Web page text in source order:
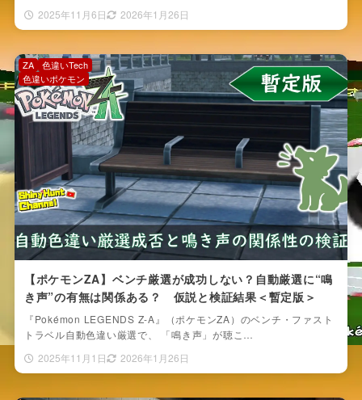
2025年11月6日
2026年1月26日
【ポケモンZA】ベンチ厳選が成功しない？自動厳選に“鳴
き声”の有無は関係ある？ 仮説と検証結果＜暫定版＞
『Pokémon LEGENDS Z-A』（ポケモンZA）のベンチ・ファスト
トラベル自動色違い厳選で、 「鳴き声」が聴こ…
2025年11月1日
2026年1月26日
ZA
色違いTech
色違いポケモン